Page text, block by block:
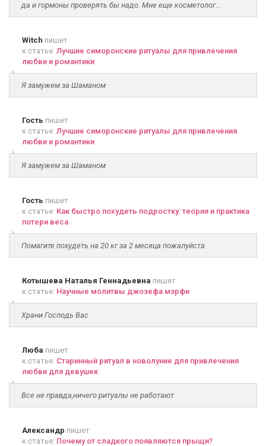
да и гормоны проверять бы надо. Мне еще косметолог...
Witch пишет
к статье: Лучшие симоронские ритуалы для привлечения
любви и романтики
Я замужем за Шаманом
Гость пишет
к статье: Лучшие симоронские ритуалы для привлечения
любви и романтики
Я замужем за Шаманом
Гость пишет
к статье: Как быстро похудеть подростку: теория и практика
потери веса
Помагите похудеть на 20 кг за 2 месяца пожалуйста
Котышева Наталья Геннадьевна пишет
к статье: Научные молитвы джозефа мэрфи
Храни Господь Вас
Люба пишет
к статье: Старинный ритуал в новолуние для привлечения
любви для девушек
Все не правда,ничего ритуалы не работают
Александр пишет
к статье: Почему от сладкого появляются прыщи?